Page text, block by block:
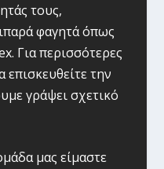
τους,
φαγητά όπως
Για περισσότερες
επισκευθείτε την
γράψει σχετικό
μας είμαστε